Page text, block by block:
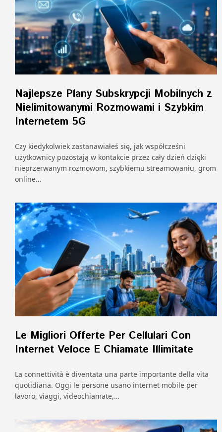
Najlepsze Plany Subskrypcji Mobilnych z
Nielimitowanymi Rozmowami i Szybkim
Internetem 5G
Czy kiedykolwiek zastanawiałeś się, jak współcześni
użytkownicy pozostają w kontakcie przez cały dzień dzięki
nieprzerwanym rozmowom, szybkiemu streamowaniu, grom
online…
Le Migliori Offerte Per Cellulari Con
Internet Veloce E Chiamate Illimitate
La connettività è diventata una parte importante della vita
quotidiana. Oggi le persone usano internet mobile per
lavoro, viaggi, videochiamate,…